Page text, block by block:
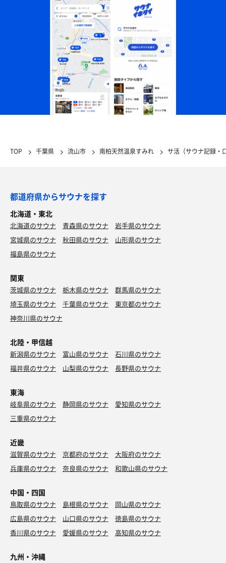
TOP 千葉県 流山市 南柏天然温泉すみれ サ活（サウナ記録・
都道府県からサウナを探す
北海道・東北
北海道のサウナ 青森県のサウナ
岩手県のサウナ
宮城県のサウナ
秋田県のサウナ
山形県のサウナ
福島県のサウナ
関東
茨城県のサウナ 栃木県のサウナ
群馬県のサウナ
埼玉県のサウナ
千葉県のサウナ
東京都のサウナ
神奈川県のサウナ
北陸・甲信越
新潟県のサウナ 富山県のサウナ
石川県のサウナ
福井県のサウナ
山梨県のサウナ 長野県のサウナ
東海
岐阜県のサウナ 静岡県のサウナ
愛知県のサウナ
三重県のサウナ
近畿
滋賀県のサウナ 京都府のサウナ
大阪府のサウナ
兵庫県のサウナ
奈良県のサウナ 和歌山県のサウナ
中国・四国
鳥取県のサウナ 島根県のサウナ
岡山県のサウナ
広島県のサウナ
山口県のサウナ
徳島県のサウナ
香川県のサウナ
愛媛県のサウナ 高知県のサウナ
九州・沖縄